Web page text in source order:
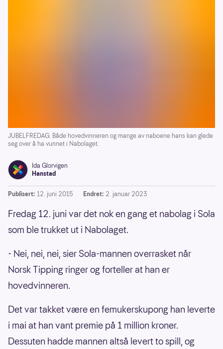
JUBELFREDAG: Både hovedvinneren og mange av naboene hans kan glede
seg over å ha vunnet i Nabolaget.
Ida Glorvigen
Hanstad
Publisert: 12. juni 2015 Endret: 2. januar 2023
Fredag 12. juni var det nok en gang et nabolag i Sola
som ble trukket ut i Nabolaget.
- Nei, nei, nei, sier Sola-mannen overrasket når
Norsk Tipping ringer og forteller at han er
hovedvinneren.
Det var takket være en femukerskupong han leverte
i mai at han vant premie på 1 million kroner.
Dessuten hadde mannen altså levert to spill, og